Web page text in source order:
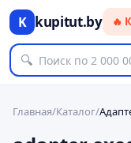
K kupitut.by 🔥
🔍
Главная/Каталог/